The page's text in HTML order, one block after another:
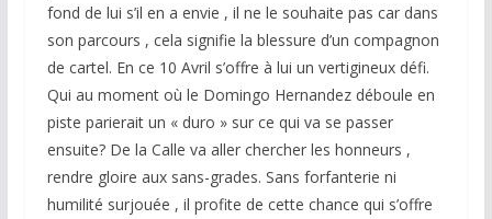
fond de lui s’il en a envie , il ne le souhaite pas car dans
son parcours , cela signifie la blessure d’un compagnon
de cartel. En ce 10 Avril s’offre à lui un vertigineux défi.
Qui au moment où le Domingo Hernandez déboule en
piste parierait un « duro » sur ce qui va se passer
ensuite? De la Calle va aller chercher les honneurs ,
rendre gloire aux sans-grades. Sans forfanterie ni
humilité surjouée , il profite de cette chance qui s’offre